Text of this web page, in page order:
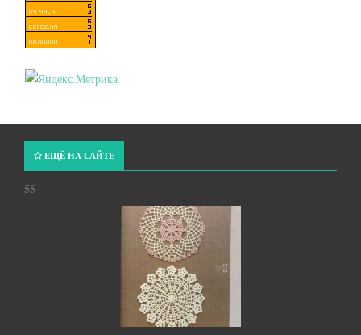
ЕЩЁ НА САЙТЕ
55